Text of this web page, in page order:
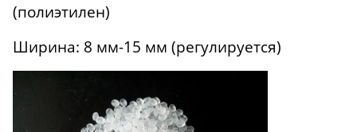
(полиэтилен)
Ширина: 8 мм-15 мм (регулируется)